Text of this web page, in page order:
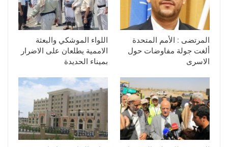
المرتضى : الأمم المتحدة
ألغت جولة مفاوضات حول
الاسرى
اللواء الموشكي والبعثة
الاممية يطلعان على الاضرار
بميناء الحديدة